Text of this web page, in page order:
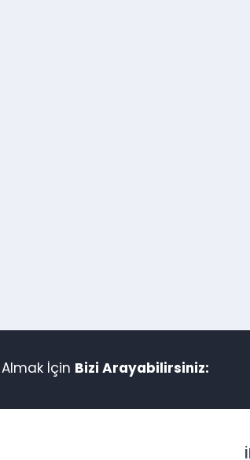
İçin Bizi Arayabilirsiniz: